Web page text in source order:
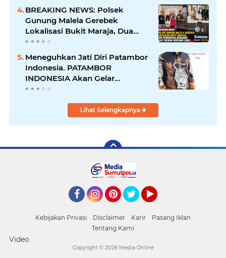
BREAKING NEWS: Polsek
Gunung Malela Gerebek
Lokalisasi Bukit Maraja, Dua
Perempuan Menangis Saat
Diciduk Bersama Sabu
Meneguhkan Jati Diri Patambor
Indonesia. PATAMBOR
INDONESIA Akan Gelar
RAKERNAS II Di Jakarta.
Lihat Selengkapnya
Kebijakan Privasi Disclaimer Karir
Pasang Iklan
Tentang Kami
Video
Copyright © 2026 Media Online